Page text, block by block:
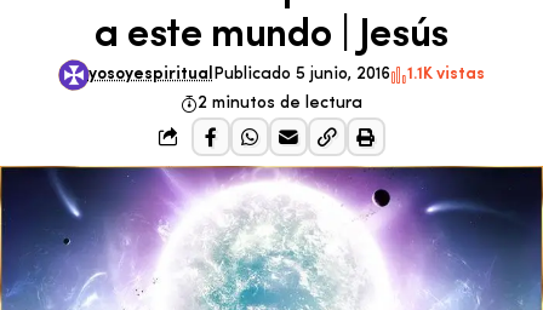
a este mundo | Jesús
yosoyespiritual Publicado 5 junio, 2016
1.1K vistas
2 minutos de lectura